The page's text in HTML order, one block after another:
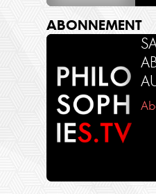
ABONNEMENT